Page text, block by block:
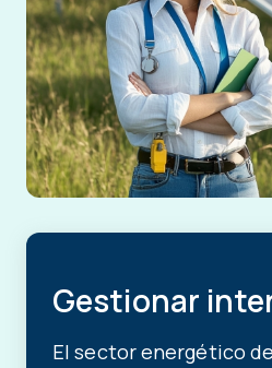
Gestionar
El sector energético